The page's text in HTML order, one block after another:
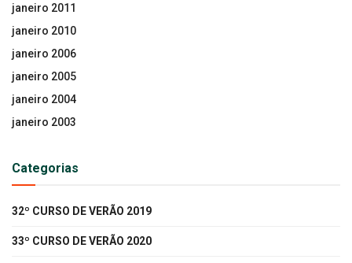
janeiro 2011
janeiro 2010
janeiro 2006
janeiro 2005
janeiro 2004
janeiro 2003
Categorias
32º CURSO DE VERÃO 2019
33º CURSO DE VERÃO 2020